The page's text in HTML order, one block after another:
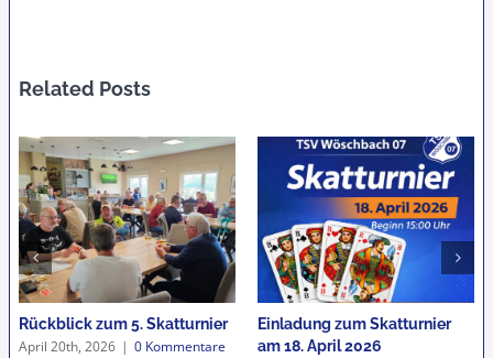
Related Posts
Rückblick zum 5. Skatturnier
April 20th, 2026 | 0 Kommentare
Einladung zum Skatturnier
am 18. April 2026